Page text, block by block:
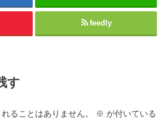
feedly
す
ることはありません。 ※ が付いている